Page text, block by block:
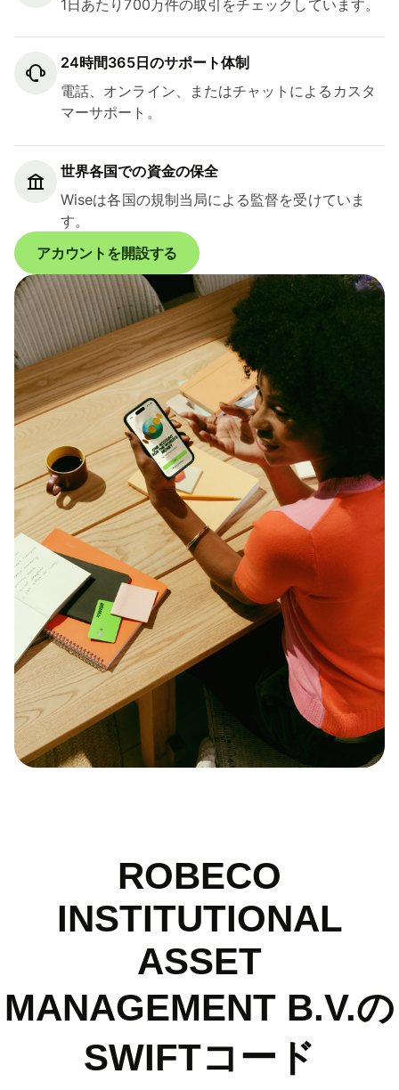
1日あたり700万件の取引をチェックしています。
24時間365日のサポート体制
電話、オンライン、またはチャットによるカスタ
マーサポート。
世界各国での資金の保全
Wiseは各国の規制当局による監督を受けていま
す。
アカウントを開設する
ROBECO
INSTITUTIONAL
ASSET
MANAGEMENT B.V.の
SWIFTコード